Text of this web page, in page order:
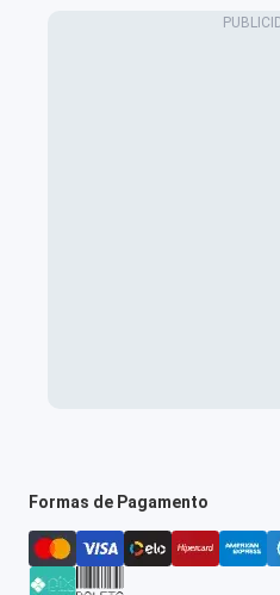
Formas de Pagamento